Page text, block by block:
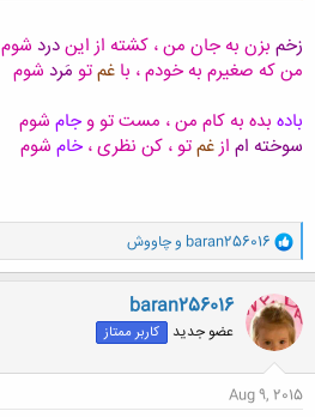
زخم بزن به جان من ، کشته از ایندرد شوم
من که صغیرم به خودم ، با غمتو مَرد شوم
باده بده به کام من ، مست تو وجام شوم
سوخته ام ازغمتو ، کن نظری ، خام شوم
و
ا
ک
ن
ش
ه
ا
baran256016 وچاووش
baran256016
عضو جدید کاربر ممتاز
Aug 9, 2015